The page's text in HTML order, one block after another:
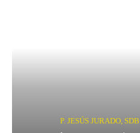
P. JESÚS JURADO,